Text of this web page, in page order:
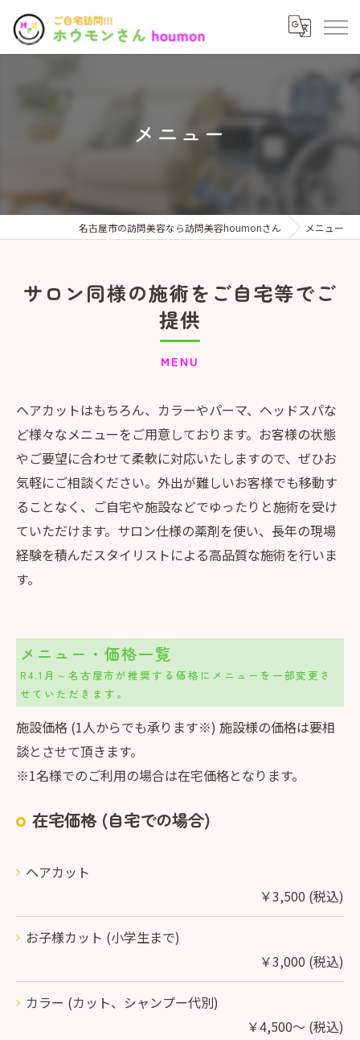
メニュー
名古屋市の訪問美容なら訪問美容houmonさん メニュー
サロン同様の施術をご自宅等でご
提供
MENU
ヘアカットはもちろん、カラーやパーマ、ヘッドスパな
ど様々なメニューをご用意しております。お客様の状態
やご要望に合わせて柔軟に対応いたしますので、ぜひお
気軽にご相談ください。外出が難しいお客様でも移動す
ることなく、ご自宅や施設などでゆったりと施術を受け
ていただけます。サロン仕様の薬剤を使い、長年の現場
経験を積んだスタイリストによる高品質な施術を行いま
す。
メニュー・価格一覧
R4.1月～名古屋市が推奨する価格にメニューを一部変更さ
せていただきます。
施設価格 (1人からでも承ります※) 施設様の価格は要相
談とさせて頂きます。
※1名様でのご利用の場合は在宅価格となります。
在宅価格 (自宅での場合)
ヘアカット
￥3,500 (税込)
お子様カット (小学生まで)
￥3,000 (税込)
カラー (カット、シャンプー代別)
￥4,500～ (税込)